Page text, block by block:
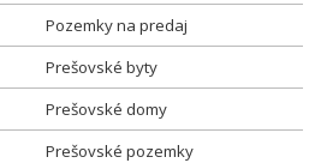
Pozemky na predaj
Prešovské byty
Prešovské domy
Prešovské pozemky